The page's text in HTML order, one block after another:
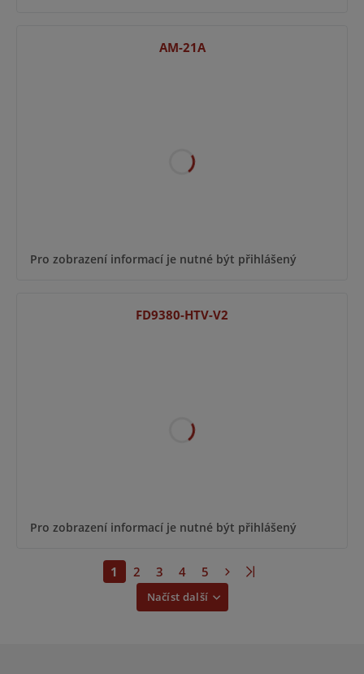
AM-21A
Pro zobrazení informací je nutné být přihlášený
FD9380-HTV-V2
Pro zobrazení informací je nutné být přihlášený
Načíst další
1 2 3 4 5